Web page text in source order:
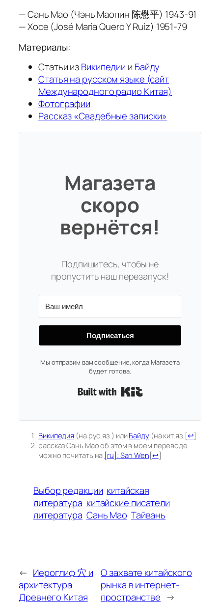
— Сань Мао (Чэнь Маопин 陈懋平) 1943-91
— Хосе (José María Quero Y Ruíz) 1951-79
Материалы:
Статьи изВикипедии и Байду
Статья на русском языке (сайт
Международного радио Китая)
Фотографии
Рассказ «Свадебные записки»
Магазета
скоро
вернётся!
Подпишитесь, чтобы не
пропустить наш перезапуск!
Подписаться
Мы отправим вам сообщение, когда Магазета
будет готова.
Википедия (на рус.яз.) илиБайду(на кит.яз. [↩]
рассказ Сань Мао об этом в моем переводе
можно почитать на [ru]: San Wen[↩]
Выбор редакции китайская
литература китайские писатели
литература Сань Мао Тайвань
← Иероглиф 穴 и
архитектура
Древнего Китая
О захвате китайского
рынка в интернет-
пространстве →